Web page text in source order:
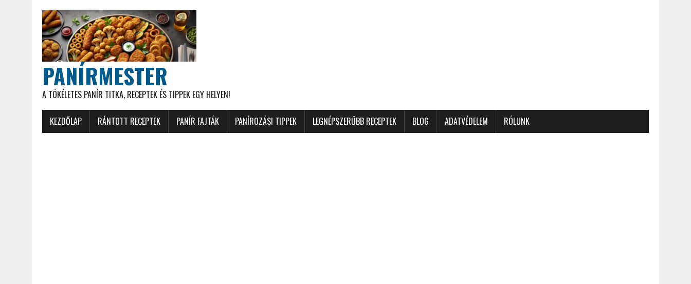
PANÍRMESTER
A TÖKÉLETES PANÍR TITKA, RECEPTEK ÉS TIPPEK EGY HELYEN!
KEZDŐLAP RÁNTOTT RECEPTEK PANÍR FAJTÁK PANÍROZÁSI TIPPEK LEGNÉPSZERŰBB RECEPTEK BLOG ADATVÉDELEM RÓLUNK